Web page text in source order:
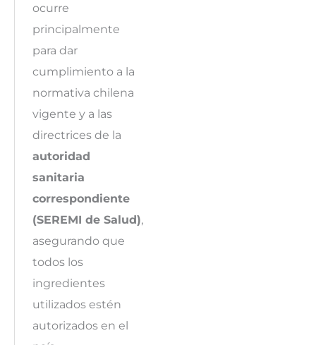
ocurre
principalmente
para dar
cumplimiento a la
normativa chilena
vigente y a las
directrices de la
autoridad
sanitaria
correspondiente
(SEREMI de Salud),
asegurando que
todos los
ingredientes
utilizados estén
autorizados en el